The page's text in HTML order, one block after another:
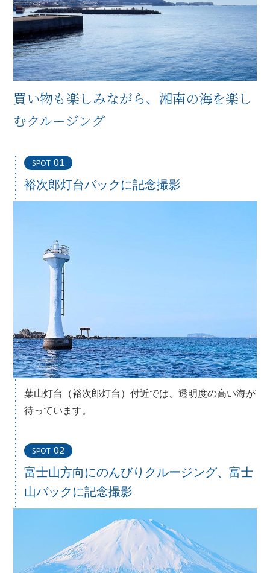
買い物も楽しみながら、 湘南の海を楽し
むクルージング
SPOT 01
裕次郎灯台バックに記念撮影
葉山灯台（裕次郎灯台）付近では、透明度の高い海が
待っています。
SPOT 02
富士山方向にのんびりクルージング、富士
山バックに記念撮影